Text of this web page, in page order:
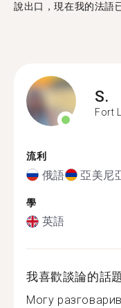
說出口，現在我的法語
S.
Fort
流利
俄語 亞美尼
學
英語
我喜歡談論的話題
Могу